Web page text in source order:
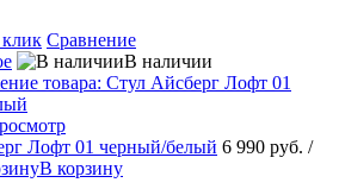
Сравнение
В наличии
Лофт 01 черный/белый 6 990 руб. /
В корзину